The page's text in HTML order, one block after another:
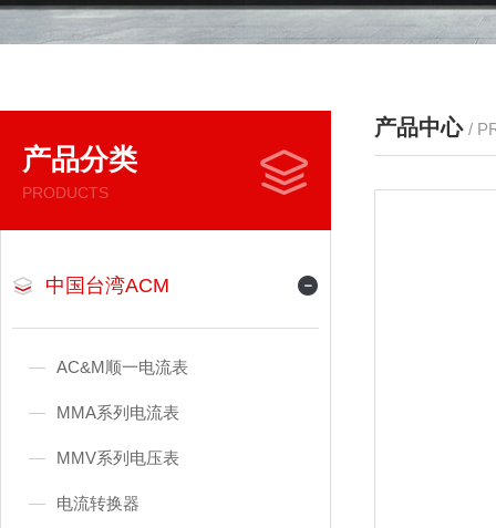
产品分类
PRODUCTS
中国台湾ACM
AC&M顺一电流表
MMA系列电流表
MMV系列电压表
电流转换器
产品中心 /